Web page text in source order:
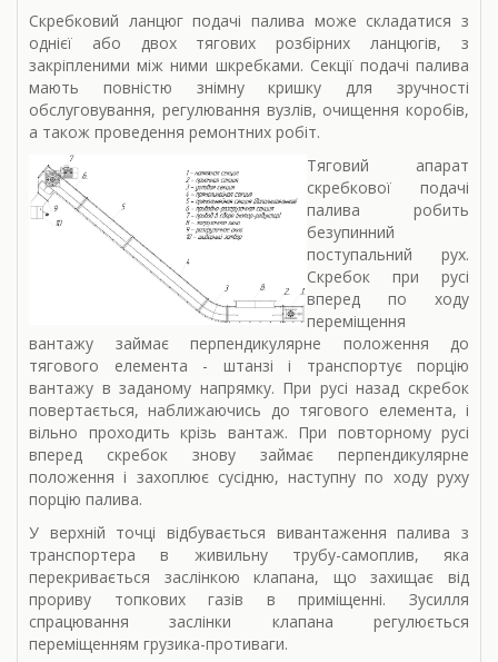
Скребковий ланцюг подачі палива може складатися з
однієї або двох тягових розбірних ланцюгів, з
закріпленими між ними шкребками. Секції подачі палива
мають повністю знімну кришку для зручності
обслуговування, регулювання вузлів, очищення коробів,
а також проведення ремонтних робіт.
Тяговий апарат
скребкової подачі
палива робить
безупинний
поступальний рух.
Скребок при русі
вперед по ходу
переміщення
вантажу займає перпендикулярне положення до
тягового елемента - штанзі і транспортує порцію
вантажу в заданому напрямку. При русі назад скребок
повертається, наближаючись до тягового елемента, і
вільно проходить крізь вантаж. При повторному русі
вперед скребок знову займає перпендикулярне
положення і захоплює сусідню, наступну по ходу руху
порцію палива.
У верхній точці відбувається вивантаження палива з
транспортера в живильну трубу-самоплив, яка
перекривається заслінкою клапана, що захищає від
прориву топкових газів в приміщенні. Зусилля
спрацювання заслінки клапана регулюється
переміщенням грузика-противаги.